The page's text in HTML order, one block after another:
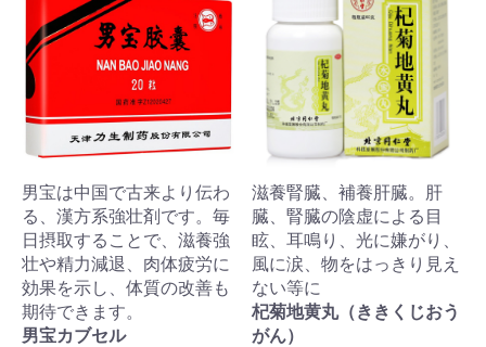
男宝は中国で古来より伝わ
る、漢方系強壮剤です。毎
日摂取することで、滋養強
壮や精力減退、肉体疲労に
効果を示し、体質の改善も
期待できます。
男宝カブセル
滋養腎臓、補養肝臓。肝
臓、腎臓の陰虚による目
眩、耳鳴り、光に嫌がり、
風に涙、物をはっきり見え
ない等に
杞菊地黄丸（ききくじおう
がん）